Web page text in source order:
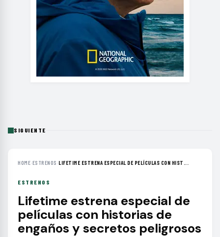
SIGUIENTE
HOME›ESTRENOS ›LIFETIME ESTRENA ESPECIAL DE PELÍCULAS CON HIST...
ESTRENOS
Lifetime estrena especial de
películas con historias de
engaños y secretos peligrosos